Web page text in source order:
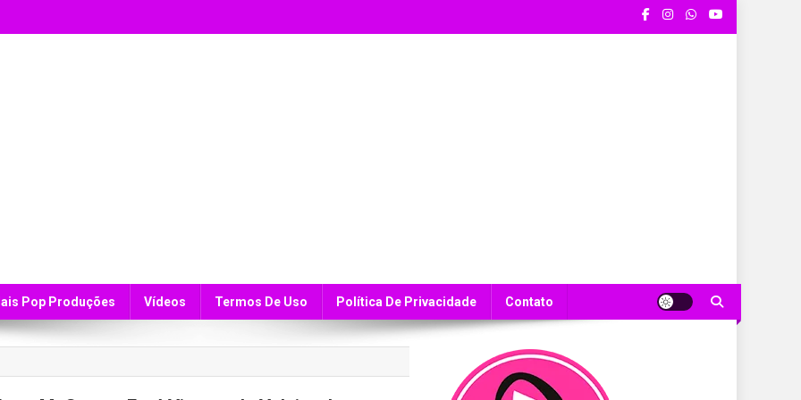
Pop Produções Vídeos Termos De Uso Política De Privacidade Contato